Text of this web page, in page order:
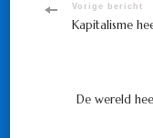
Bericht
Vorige bericht
Kapitalisme
De wereld